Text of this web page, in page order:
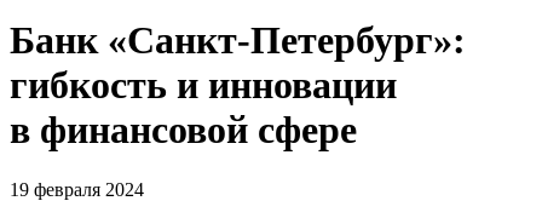
Банк «Санкт-Петербург»:
гибкость и инновации
в финансовой сфере
19 февраля 2024